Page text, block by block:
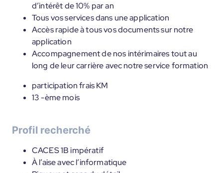
d’intérêt de 10% par an
Tous vos services dans une application
Accès rapide à tous vos documents sur notre
application
Accompagnement de nos intérimaires tout au
long de leur carrière avec notre service formation
participation frais KM
13 -ème mois
Profil recherché
CACES 1B impératif
À l’aise avec l’informatique